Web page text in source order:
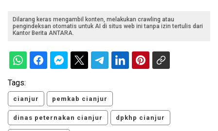
Dilarang keras mengambil konten, melakukan crawling atau
pengindeksan otomatis untuk AI di situs web ini tanpa izin tertulis dari
Kantor Berita ANTARA.
Tags:
cianjur pemkab cianjur
dinas peternakan cianjur dpkhp cianjur